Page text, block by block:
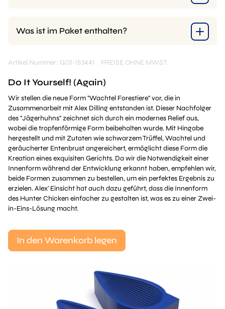
Was ist im Paket enthalten?
Artikel Nummer: G03-153441 PREISE OHNE MWST.
Do It Yourself! (Again)
Wir stellen die neue Form "Wachtel Forestiere" vor, die in
Zusammenarbeit mit Alex Dilling entstanden ist. Dieser Nachfolger
des "Jägerhuhns" zeichnet sich durch ein modernes Relief aus,
wobei die tropfenförmige Form beibehalten wurde. Mit Hingabe
hergestellt und mit Zutaten wie schwarzem Trüffel, Wachtel und
geräucherter Entenbrust angereichert, ermöglicht diese Form die
Kreation eines exquisiten Gerichts. Da wir die Notwendigkeit einer
Innenform während der Entwicklung erkannt haben, empfehlen wir,
beide Formen zusammen zu bestellen, um ein perfektes Ergebnis zu
erzielen. Alex' Einsicht hat auch dazu geführt, dass die Innenform
des Hunter Chicken einfacher zu gestalten ist, was es zu einer Zwei-
in-Eins-Lösung macht.
In den Warenkorb legen